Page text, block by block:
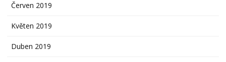
Červen 2019
Květen 2019
Duben 2019